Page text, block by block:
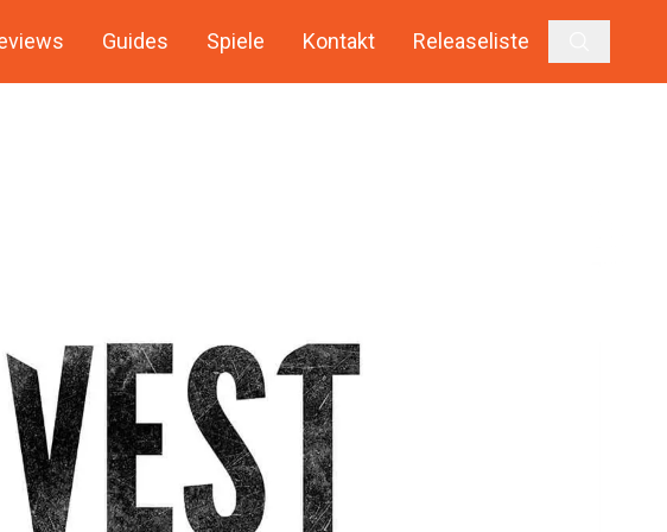
Guides Spiele Kontakt Releaseliste